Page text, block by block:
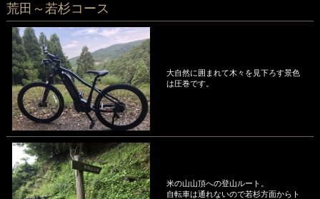
荒田～若杉コース
大自然に囲まれて木々を見下ろす景色
は圧巻です。
米の山山頂への登山ルート。
自転車は通れないので若杉方面からト